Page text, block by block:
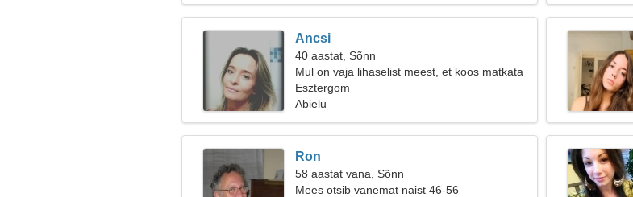
Ancsi
40 aastat, Sõnn
Mul on vaja lihaselist meest, et koos matkata
Esztergom
Abielu
Ron
58 aastat vana, Sõnn
Mees otsib vanemat naist 46-56